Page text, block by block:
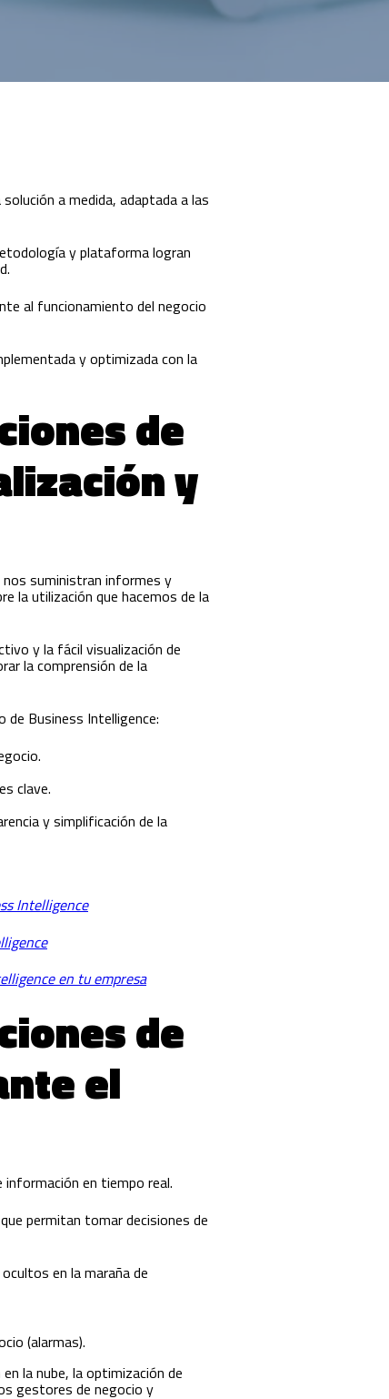
a medida, adaptadaa las
y plataforma logran
al funcionamiento del negocio
y optimizada con la
de
y
nos suministran informes y
la utilización que hacemos de la
y la fácil visualización de
la comprensión de la
Business Intelligence:
clave.
y simplificación de la
Intelligence
en tu empresa
de
el
en tiempo real.
permitan tomar decisiones de
en la maraña de
(alarmas).
la nube, la optimización de
gestores de negocio y